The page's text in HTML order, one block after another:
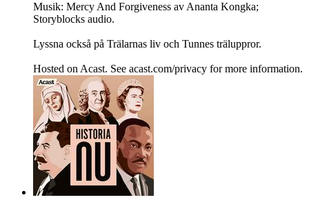
Musik: Mercy And Forgiveness av Ananta Kongka;
Storyblocks audio.
Lyssna också på Trälarnas liv och Tunnes träluppror.
Hosted on Acast. See acast.com/privacy for more information.